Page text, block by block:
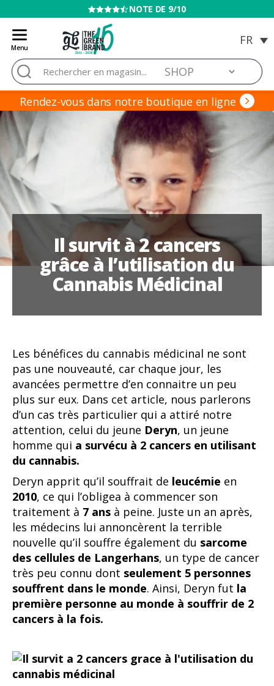
NOTE DE 9/10
Menu
Blog
de
Grow
Barato
Rechercher :
Rendez-vous dans notre boutique en ligne
Il survit à 2 cancers
grâce à l’utilisation du
Cannabis Médicinal
Les bénéfices du cannabis médicinal ne sont
pas une nouveauté, car chaque jour, les
avancées permettre d’en connaitre un peu
plus sur eux. Dans cet article, nous parlerons
d’un cas très particulier qui a attiré notre
attention, celui du jeune Deryn, un jeune
homme qui a survécu à 2 cancers en utilisant
du cannabis.
Deryn apprit qu’il souffrait de leucémie en
2010, ce qui l’obligea à commencer son
traitement à 7 ans à peine. Juste un an après,
les médecins lui annoncèrent la terrible
nouvelle qu’il souffre également du sarcome
des cellules de Langerhans, un type de cancer
très peu connu dont seulement 5 personnes
souffrent dans le monde. Ainsi, Deryn fut la
première personne au monde à souffrir de 2
cancers à la fois.